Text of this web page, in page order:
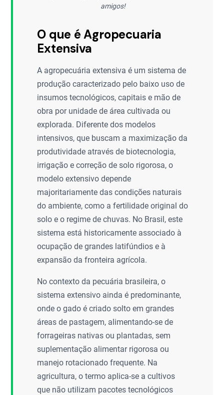
amigos!
O que é Agropecuaria
Extensiva
A agropecuária extensiva é um sistema de
produção caracterizado pelo baixo uso de
insumos tecnológicos, capitais e mão de
obra por unidade de área cultivada ou
explorada. Diferente dos modelos
intensivos, que buscam a maximização da
produtividade através de biotecnologia,
irrigação e correção de solo rigorosa, o
modelo extensivo depende
majoritariamente das condições naturais
do ambiente, como a fertilidade original do
solo e o regime de chuvas. No Brasil, este
sistema está historicamente associado à
ocupação de grandes latifúndios e à
expansão da fronteira agrícola.
No contexto da pecuária brasileira, o
sistema extensivo ainda é predominante,
onde o gado é criado solto em grandes
áreas de pastagem, alimentando-se de
forrageiras nativas ou plantadas, sem
suplementação alimentar rigorosa ou
manejo rotacionado frequente. Na
agricultura, o termo aplica-se a cultivos
que não utilizam pacotes tecnológicos